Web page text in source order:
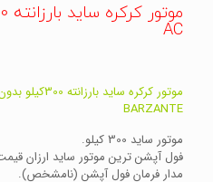
AC
BARZANTE
موتور ساید 300 کیلو.
فول آپشن ترین موتور ساید ارزان قیمت
مدار فرمان فول آپشن (نامشخص).